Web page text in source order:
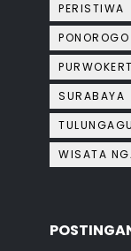
PERISTIWA
PONOROGO
SURABAYA
WISATA